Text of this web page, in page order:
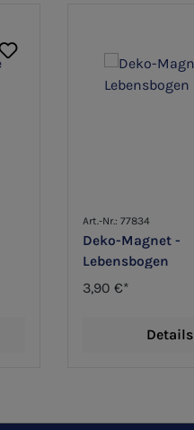
Art.-Nr.: 77834
Deko-Magnet -
Lebensbogen
3,90 €*
Details